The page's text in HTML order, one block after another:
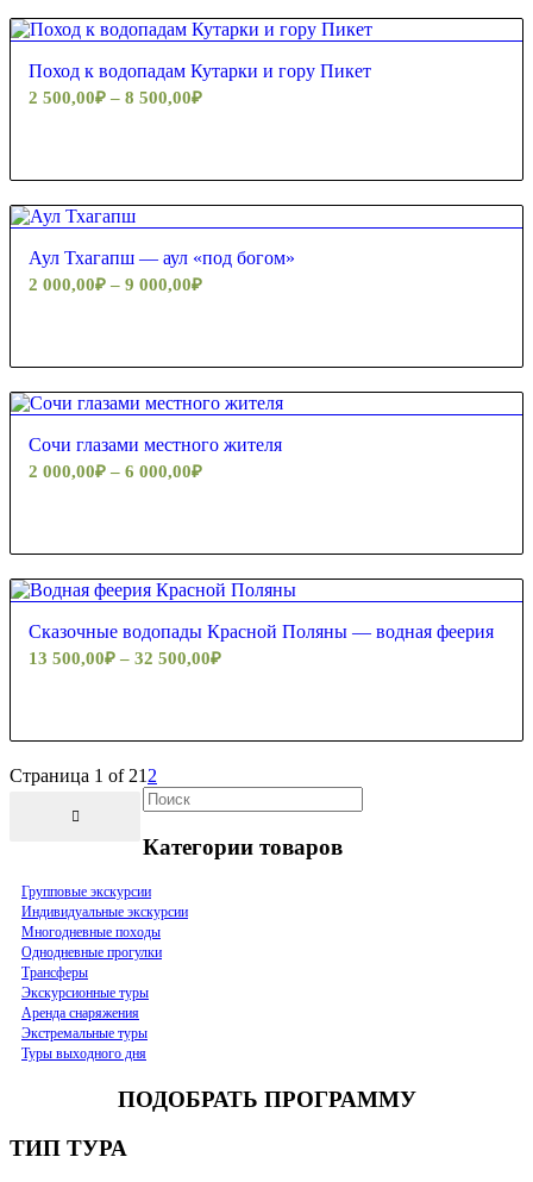
Поход к водопадам Кутарки и гору Пикет
2 500,00₽ – 8 500,00₽
Аул Тхагапш — аул «под богом»
2 000,00₽ – 9 000,00₽
Сочи глазами местного жителя
2 000,00₽ – 6 000,00₽
Сказочные водопады Красной Поляны — водная феерия
13 500,00₽ – 32 500,00₽
Страница 1 of 21 2
Категории товаров
Групповые экскурсии
Индивидуальные экскурсии
Многодневные походы
Однодневные прогулки
Трансферы
Экскурсионные туры
Аренда снаряжения
Экстремальные туры
Туры выходного дня
ПОДОБРАТЬ ПРОГРАММУ
ТИП ТУРА